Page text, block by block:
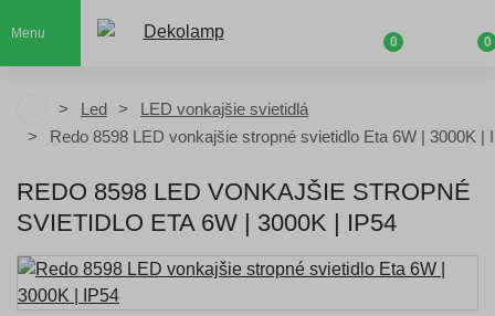
Menu
0 0
Led
LED vonkajšie svietidlá
Redo 8598 LED vonkajšie stropné svietidlo Eta 6W | 3000K |
REDO 8598 LED VONKAJŠIE STROPNÉ
SVIETIDLO ETA 6W | 3000K | IP54